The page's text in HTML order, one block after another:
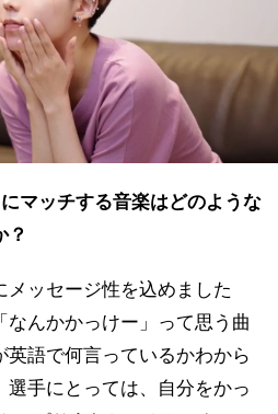
マッチする音楽はどのような
？
メッセージ性を込めました
んかかっけー」って思う曲
英語で何言っているかわから
手にとっては、自分をかっ